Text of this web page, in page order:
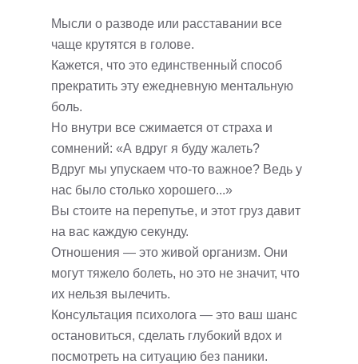
Мысли о разводе или расставании все
чаще крутятся в голове.
Кажется, что это единственный способ
прекратить эту ежедневную ментальную
боль.
Но внутри все сжимается от страха и
сомнений: «А вдруг я буду жалеть?
Вдруг мы упускаем что-то важное? Ведь у
нас было столько хорошего...»
Вы стоите на перепутье, и этот груз давит
на вас каждую секунду.
Отношения — это живой организм. Они
могут тяжело болеть, но это не значит, что
их нельзя вылечить.
Консультация психолога — это ваш шанс
остановиться, сделать глубокий вдох и
посмотреть на ситуацию без паники.